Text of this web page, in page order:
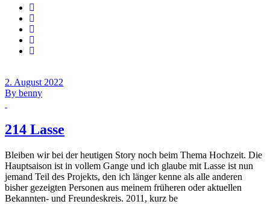
2. August 2022
By benny
214 Lasse
Bleiben wir bei der heutigen Story noch beim Thema Hochzeit. Die
Hauptsaison ist in vollem Gange und ich glaube mit Lasse ist nun
jemand Teil des Projekts, den ich länger kenne als alle anderen
bisher gezeigten Personen aus meinem früheren oder aktuellen
Bekannten- und Freundeskreis. 2011, kurz be